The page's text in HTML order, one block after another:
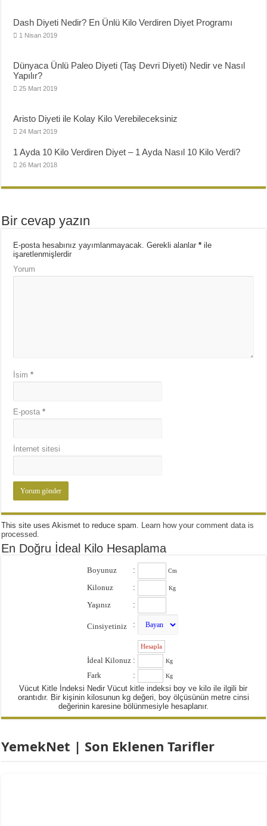
Dash Diyeti Nedir? En Ünlü Kilo Verdiren Diyet Programı
1 Nisan 2019
Dünyaca Ünlü Paleo Diyeti (Taş Devri Diyeti) Nedir ve Nasıl
Yapılır?
25 Mart 2019
Aristo Diyeti ile Kolay Kilo Verebileceksiniz
24 Mart 2019
1 Ayda 10 Kilo Verdiren Diyet – 1 Ayda Nasıl 10 Kilo Verdi?
26 Mart 2018
Bir cevap yazın
E-posta hesabınız yayımlanmayacak. Gerekli alanlar* ile
işaretlenmişlerdir
Yorum
İsim*
E-posta*
İnternet sitesi
This site uses Akismet to reduce spam. Learn how your comment data is
processed
En Doğru İdeal Kilo Hesaplama
Boyunuz : Cm
Kilonuz : Kg
Yaşınız :
Cinsiyetiniz :
İdeal Kilonuz : Kg
Fark : Kg
Vücut Kitle İndeksi Nedir Vücut kitle indeksi boy ve kilo ile ilgili bir
orantıdır. Bir kişinin kilosunun kg değeri, boy ölçüsünün metre cinsi
değerinin karesine bölünmesiyle hesaplanır.
YemekNet | Son Eklenen Tarifler